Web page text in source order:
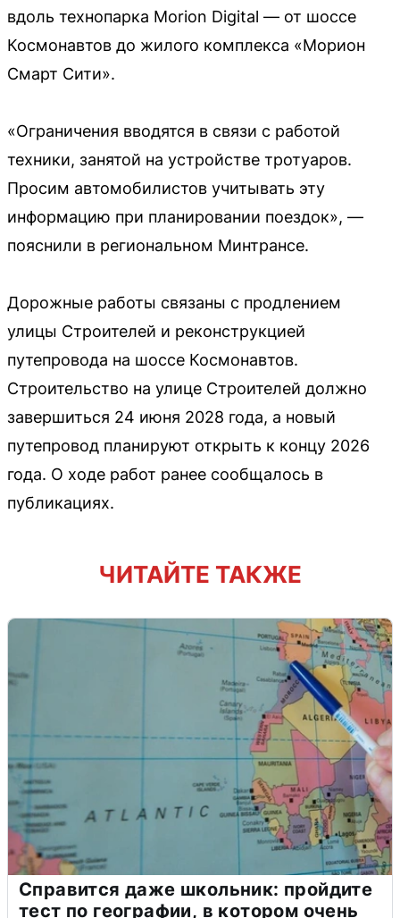
вдоль технопарка Morion Digital — от шоссе
Космонавтов до жилого комплекса «Морион
Смарт Сити».
«Ограничения вводятся в связи с работой
техники, занятой на устройстве тротуаров.
Просим автомобилистов учитывать эту
информацию при планировании поездок», —
пояснили в региональном Минтрансе.
Дорожные работы связаны с продлением
улицы Строителей и реконструкцией
путепровода на шоссе Космонавтов.
Строительство на улице Строителей должно
завершиться 24 июня 2028 года, а новый
путепровод планируют открыть к концу 2026
года. О ходе работ ранее сообщалось в
публикациях.
ЧИТАЙТЕ ТАКЖЕ
Справится даже школьник: пройдите
тест по географии, в котором очень